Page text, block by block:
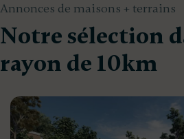
Annonces de maisons + terrains
Notre sélection
rayon de 10km